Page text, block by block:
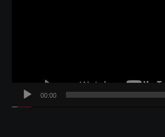
00:00